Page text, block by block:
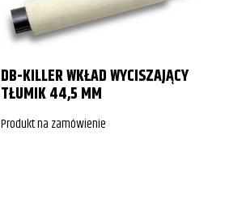
DB-KILLER WKŁAD WYCISZAJĄCY
TŁUMIK 44,5 MM
Produkt na zamówienie